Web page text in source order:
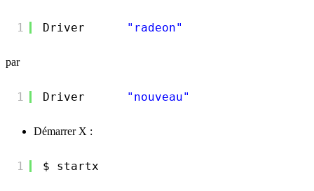
1 Driver "radeon"
par
1 Driver "nouveau"
Démarrer X :
1 $ startx